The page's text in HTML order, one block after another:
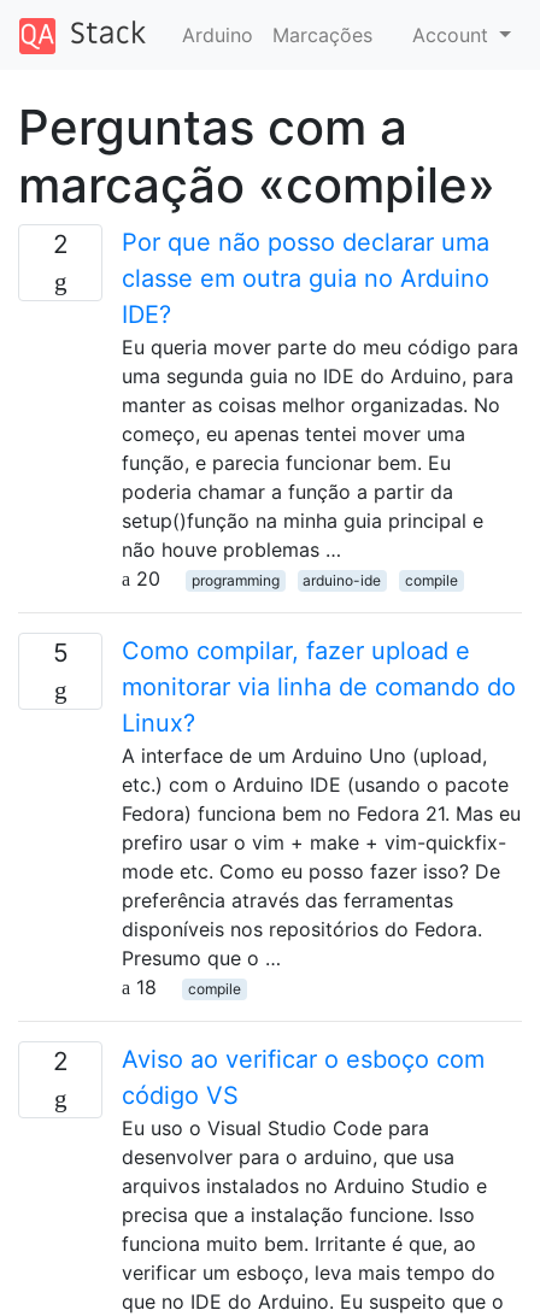
Arduino Marcações Account
Perguntas com a
marcação «compile»
2
Por que não posso declarar uma
classe em outra guia no Arduino
IDE?
Eu queria mover parte do meu código para
uma segunda guia no IDE do Arduino, para
manter as coisas melhor organizadas. No
começo, eu apenas tentei mover uma
função, e parecia funcionar bem. Eu
poderia chamar a função a partir da
setup()função na minha guia principal e
não houve problemas …
20
programming arduino-ide compile
5
Como compilar, fazer upload e
monitorar via linha de comando do
Linux?
A interface de um Arduino Uno (upload,
etc.) com o Arduino IDE (usando o pacote
Fedora) funciona bem no Fedora 21. Mas eu
prefiro usar o vim + make + vim-quickfix-
mode etc. Como eu posso fazer isso? De
preferência através das ferramentas
disponíveis nos repositórios do Fedora.
Presumo que o …
18
compile
2
Aviso ao verificar o esboço com
código VS
Eu uso o Visual Studio Code para
desenvolver para o arduino, que usa
arquivos instalados no Arduino Studio e
precisa que a instalação funcione. Isso
funciona muito bem. Irritante é que, ao
verificar um esboço, leva mais tempo do
que no IDE do Arduino. Eu suspeito que o